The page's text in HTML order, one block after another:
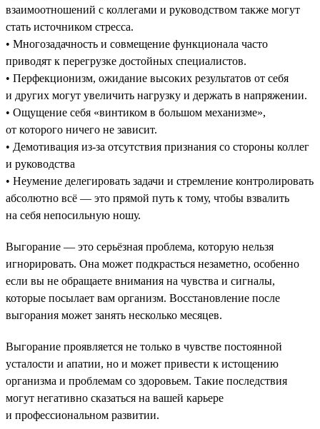
взаимоотношений с коллегами и руководством также могут
стать источником стресса.
• Многозадачность и совмещение функционала часто
приводят к перегрузке достойных специалистов.
• Перфекционизм, ожидание высоких результатов от себя
и других могут увеличить нагрузку и держать в напряжении.
• Ощущение себя «винтиком в большом механизме»,
от которого ничего не зависит.
• Демотивация из-за отсутствия признания со стороны коллег
и руководства
• Неумение делегировать задачи и стремление контролировать
абсолютно всё — это прямой путь к тому, чтобы взвалить
на себя непосильную ношу.
Выгорание — это серьёзная проблема, которую нельзя
игнорировать. Она может подкрасться незаметно, особенно
если вы не обращаете внимания на чувства и сигналы,
которые посылает вам организм. Восстановление после
выгорания может занять несколько месяцев.
Выгорание проявляется не только в чувстве постоянной
усталости и апатии, но и может привести к истощению
организма и проблемам со здоровьем. Такие последствия
могут негативно сказаться на вашей карьере
и профессиональном развитии.